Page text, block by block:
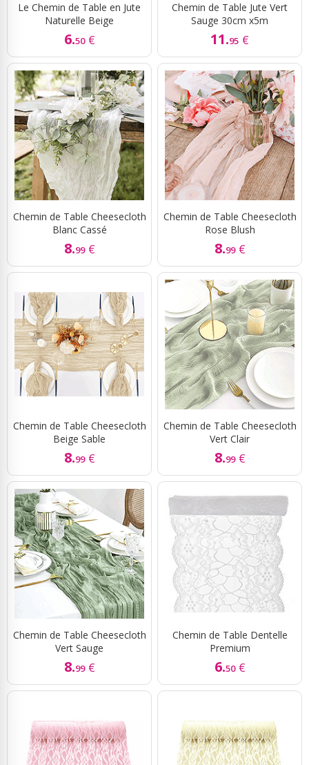
Le Chemin de Table en Jute
Naturelle Beige
6.50 €
Chemin de Table Jute Vert
Sauge 30cm x5m
11.95 €
Chemin de Table Cheesecloth
Blanc Cassé
8.99 €
Chemin de Table Cheesecloth
Rose Blush
8.99 €
Chemin de Table Cheesecloth
Beige Sable
8.99 €
Chemin de Table Cheesecloth
Vert Clair
8.99 €
Chemin de Table Cheesecloth
Vert Sauge
8.99 €
Chemin de Table Dentelle
Premium
6.50 €